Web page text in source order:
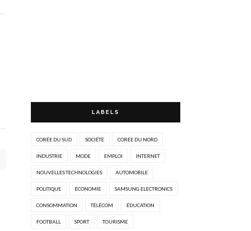
LABELS
CORÉE DU SUD SOCIÉTÉ CORÉE DU NORD
INDUSTRIE MODE EMPLOI INTERNET
NOUVELLES TECHNOLOGIES AUTOMOBILE
POLITIQUE ÉCONOMIE SAMSUNG ELECTRONICS
CONSOMMATION TÉLÉCOM ÉDUCATION
FOOTBALL SPORT TOURISME